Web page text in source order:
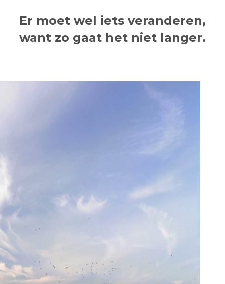
Er moet wel iets veranderen,
want zo gaat het niet langer.